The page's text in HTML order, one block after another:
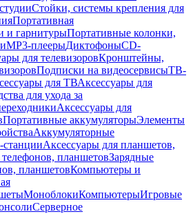
Стойки, системы крепления для
Портативная
и гарнитурыПортативные колонки,
MP3-плеерыДиктофоныCD-
для телевизоровКронштейны,
Подписки на видеосервисыТВ-
для ТВАксессуары для
для ухода за
Аксессуары для
Портативные аккумуляторыЭлементы
Аккумуляторные
станцииАксессуары для планшетов,
планшетовЗарядные
планшетовКомпьютеры и
МоноблокиКомпьютерыИгровые
Серверное